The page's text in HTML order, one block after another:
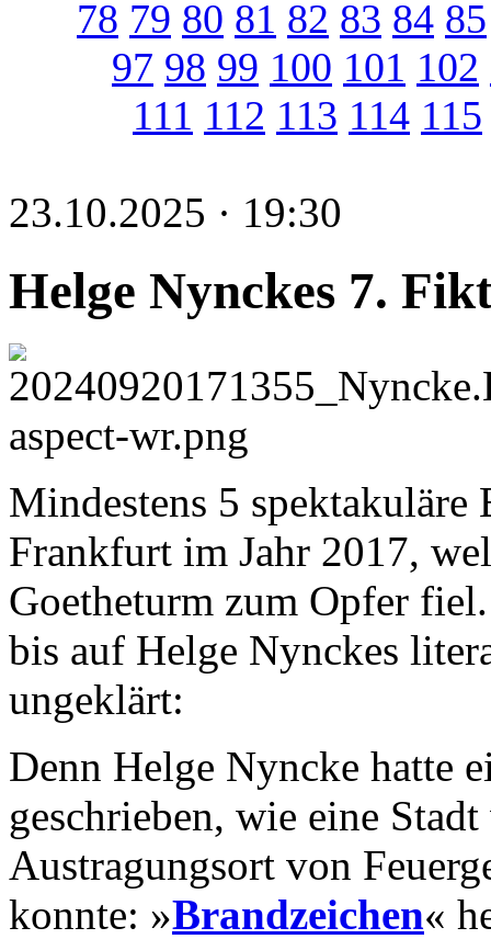
78 79 80 81 82 83 84 85
97 98 99 100 101 102
111 112 113 114 115
23.10.2025 · 19:30
Helge Nynckes 7.
Mindestens 5 spektakuläre
Frankfurt im Jahr 2017,
Goetheturm zum Opfer
bis auf Helge Nynckes
ungeklärt:
Denn Helge Nyncke hatte
geschrieben, wie eine
Austragungsort von
konnte: »Brandzeichen«